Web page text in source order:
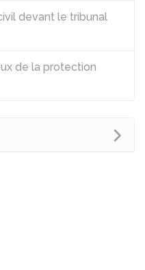
devant le tribunal
de la protection